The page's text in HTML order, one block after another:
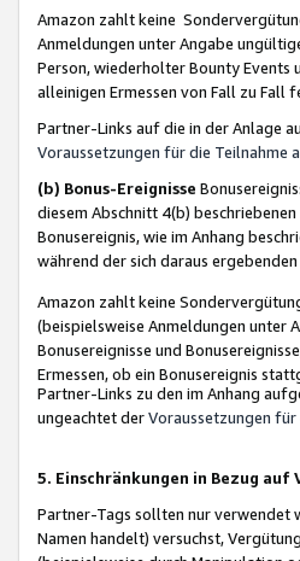
Amazon zahlt keine
Anmeldungen unter Angabe
Person, wiederholter Bounty Events
alleinigen Ermessen von Fall zu Fall
Partner-Links auf die in der Anlage
Voraussetzungen für die Teilnahme
(b) Bonus-Ereignisse
diesem Abschnitt 4(b)
Bonusereignis, wie im Anhang
während der sich daraus
Amazon zahlt keine
(beispielsweise Anmeldungen unter
Bonusereignisse und
Ermessen, ob ein Bonusereignis
Partner-Links zu den im Anhang
ungeachtet derVoraussetzungen
5. Einschränkungen in Bezug auf
Partner-Tags sollten nur verwendet
Namen handelt) versuchst,